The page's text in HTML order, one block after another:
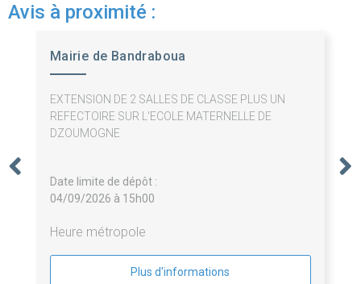
Avis à proximité :
Mairie de Bandraboua
EXTENSION DE 2 SALLES DE CLASSE PLUS UN
REFECTOIRE SUR L'ECOLE MATERNELLE DE
DZOUMOGNE
Date limite de dépôt :
04/09/2026 à 15h00
Heure métropole
Plus d'informations